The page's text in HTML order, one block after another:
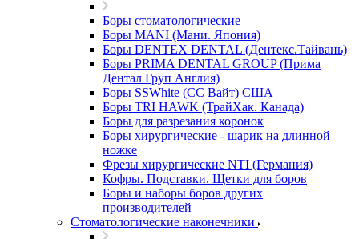
Боры стоматологические
Боры MANI (Мани. Япония)
Боры DENTEX DENTAL (Дентекс.Тайвань)
Боры PRIMA DENTAL GROUP (Прима
Дентал Груп Англия)
Боры SSWhite (СС Вайт) США
Боры TRI HAWK (ТрайХак. Канада)
Боры для разрезания коронок
Боры хирургические - шарик на длинной
ножке
Фрезы хирургические NTI (Германия)
Кофры. Подставки. Щетки для боров
Боры и наборы боров других
производителей
Стоматологические наконечники